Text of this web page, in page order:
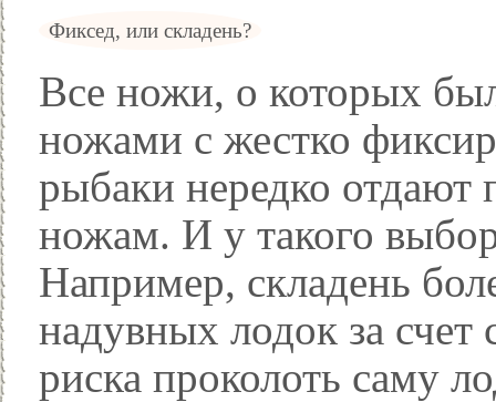
Фиксед, или складень?
Все ножи, о которых
ножами с жестко
рыбаки нередко отдают
ножам. И у такого
Например, складень
надувных лодок за
риска проколоть саму